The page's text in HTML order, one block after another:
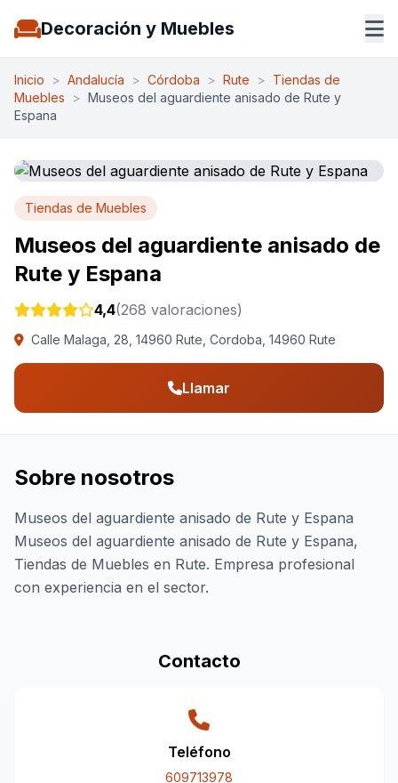
Decoración y Muebles
Inicio > Andalucía > Córdoba > Rute > Tiendas de
Muebles
> Museos del aguardiente anisado de Rute y
Espana
Tiendas de Muebles
Museos del aguardiente anisado de
Rute y Espana
4,4(268 valoraciones)
Calle Malaga, 28, 14960 Rute, Cordoba, 14960 Rute
Llamar
Sobre nosotros
Museos del aguardiente anisado de Rute y Espana
Museos del aguardiente anisado de Rute y Espana,
Tiendas de Muebles en Rute. Empresa profesional
con experiencia en el sector.
Contacto
Teléfono
609713978